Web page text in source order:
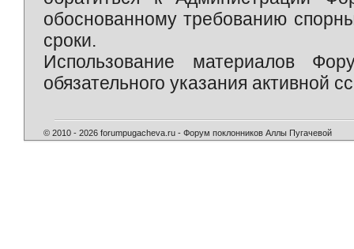
обоснованному требованию
сроки.
Использование материалов
обязательного указания активной
© 2010 - 2026 forumpugacheva.ru - Форум поклонников Аллы Пугачевой